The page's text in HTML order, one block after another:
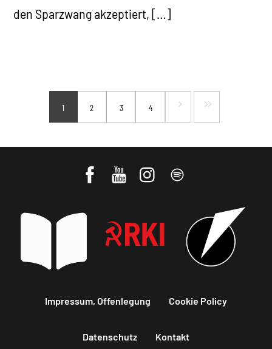
den Sparzwang akzeptiert, […]
1 2 3 4
Impressum, Offenlegung Cookie Policy
Datenschutz Kontakt